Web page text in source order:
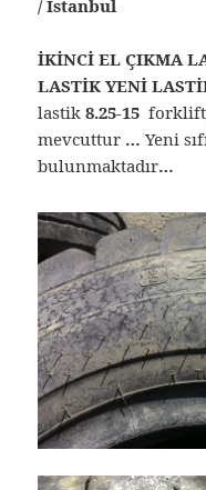
/ İstanbul
İKİNCİ EL ÇIKMA
LASTİK YENİ
lastik8.25-15 forklift
mevcuttur … Yeni
bulunmaktadır…